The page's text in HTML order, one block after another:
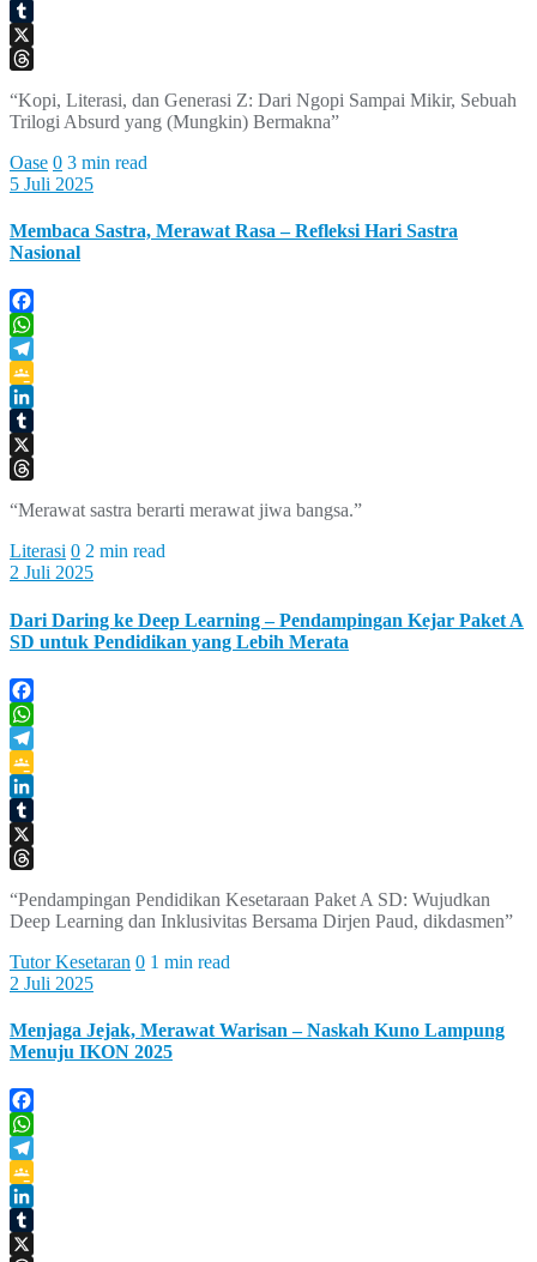
Classroom
LinkedIn
Tumblr
X
“Kopi, Literasi, dan Generasi Z: Dari Ngopi Sampai Mikir, Sebuah
Trilogi Absurd yang (Mungkin) Bermakna”
Oase 0 3 min read
5 Juli 2025
Membaca Sastra, Merawat Rasa – Refleksi Hari Sastra
Nasional
Facebook
WhatsApp
Telegram
Google
Classroom
LinkedIn
Tumblr
X
“Merawat sastra berarti merawat jiwa bangsa.”
Literasi 0 2 min read
2 Juli 2025
Dari Daring ke Deep Learning – Pendampingan Kejar Paket A
SD untuk Pendidikan yang Lebih Merata
Facebook
WhatsApp
Telegram
Google
Classroom
LinkedIn
Tumblr
X
“Pendampingan Pendidikan Kesetaraan Paket A SD: Wujudkan
Deep Learning dan Inklusivitas Bersama Dirjen Paud, dikdasmen”
Tutor Kesetaran 0 1 min read
2 Juli 2025
Menjaga Jejak, Merawat Warisan – Naskah Kuno Lampung
Menuju IKON 2025
Facebook
WhatsApp
Telegram
Google
Classroom
LinkedIn
Tumblr